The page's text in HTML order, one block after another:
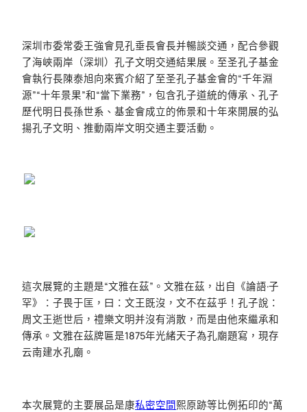
深圳市委常委王強會見孔垂長會長并暢談交通，配合參觀
了海峽兩岸（深圳）孔子文明交通結果展。至圣孔子基金
會執行長陳泰旭向來賓介紹了至圣孔子基金會的“千年淵
源”“十年景果”和“當下業務”，包含孔子道統的傳承、孔子
歷代明日長孫世系、基金會成立的佈景和十年來開展的弘
揚孔子文明、推動兩岸文明交通主要活動。
這次展覽的主題是“文雅在茲”。文雅在茲，出自《論語·子
罕》：子畏于匡，曰：文王既沒，文不在茲乎！孔子說：
周文王逝世后，禮樂文明并沒有消散，而是由他來繼承和
傳承。文雅在茲牌匾是1875年光緒天子為孔廟題寫，現存
云南建水孔廟。
本次展覽的主要展品是康私密空間熙原跡等比例拓印的“萬